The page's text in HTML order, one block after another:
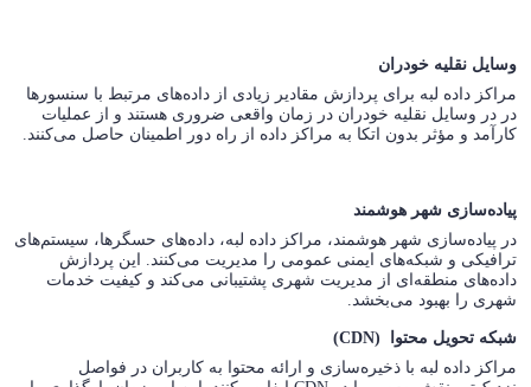
وسایل نقلیه خودران
مراکز داده لبه برای پردازش مقادیر زیادی از داده‌های مرتبط با سنسورها
در در وسایل نقلیه خودران در زمان واقعی ضروری هستند و از عملیات
کارآمد و مؤثر بدون اتکا به مراکز داده از راه دور اطمینان حاصل می‌کنند.
پیاده‌سازی شهر هوشمند
در پیاده‌سازی شهر هوشمند، مراکز داده لبه، داده‌های حسگرها، سیستم‌های
ترافیکی و شبکه‌های ایمنی عمومی را مدیریت می‌کنند. این پردازش
داده‌های منطقه‌ای از مدیریت شهری پشتیبانی می‌کند و کیفیت خدمات
شهری را بهبود می‌بخشد.
شبکه تحویل محتوا (CDN)
مراکز داده لبه با ذخیره‌سازی و ارائه محتوا به کاربران در فواصل